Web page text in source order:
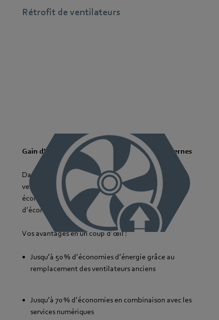
Rétrofit de ventilateurs
Gain d’efficacité grâce à des ventilateurs modernes
Dans le cadre du rétrofit, nous remplaçons les
ventilateurs obsolètes par des modèles modernes et
économes en énergie, constituant ainsi la base
d’économies d’énergie significatives.
Vos avantages en un coup d’œil :
Jusqu’à 50 % d’économies d’énergie grâce au
remplacement des ventilateurs anciens
Jusqu’à 70 % d’économies en combinaison avec les
services numériques